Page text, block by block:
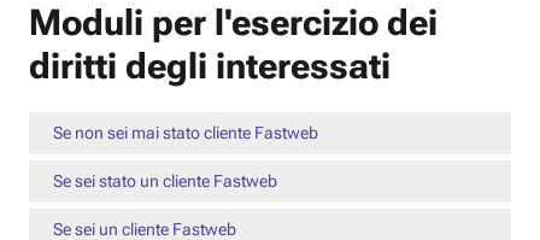
Moduli per l'esercizio dei
diritti degli interessati
Se non sei mai stato cliente Fastweb
Se sei stato un cliente Fastweb
Se sei un cliente Fastweb